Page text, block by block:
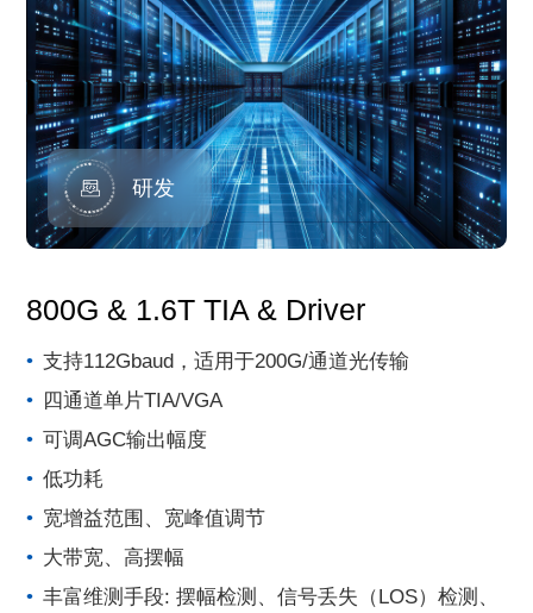
研发
800G & 1.6T TIA & Driver
支持112Gbaud，适用于200G/通道光传输
四通道单片TIA/VGA
可调AGC输出幅度
低功耗
宽增益范围、宽峰值调节
大带宽、高摆幅
丰富维测手段: 摆幅检测、信号丢失（LOS）检测、